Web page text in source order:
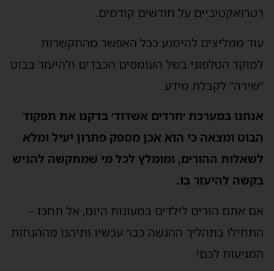
רטרואקטיביים על חודשים קודמים.
עוד ממליצים להימנע ככל האפשר מהתקשרות
למוקד הטלפוני בשל העומסים הכבדים ולהיעזר בבוט
“שירה” לקבלת מידע.
אנחנו במערכת ׳חרדים אשדוד׳ בדקנו את תפקוד
הבוט ומצאה כי הוא אכן מספק פתרון יעיל ומלא
לשאלות ההורים, ומומלץ לכל מי שמתקשה להגיש
בקשה להיעזר בו.
אם אתם הורים לילדים במעונות היום, אל תחכו –
התחילו בתהליך ההגשה כבר עכשיו ותיהנו מההנחות
המגיעות לכם!